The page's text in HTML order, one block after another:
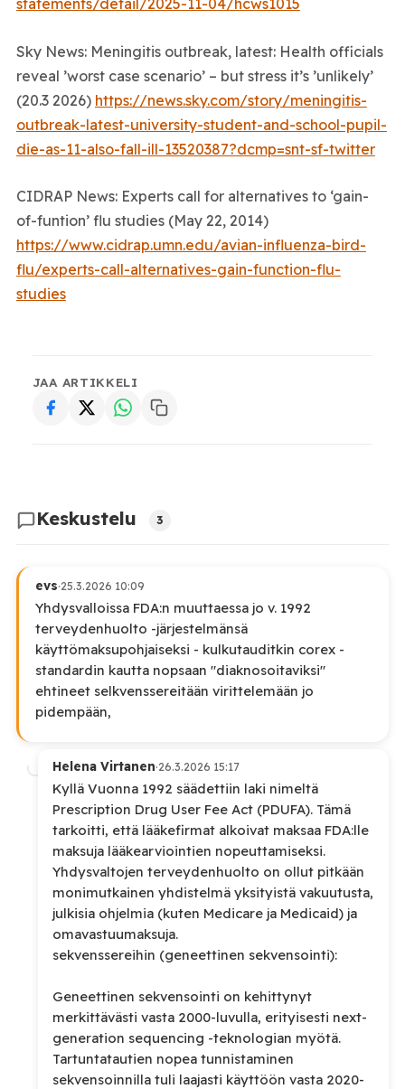
statements/detail/2025-11-04/hcws1015
Sky News: Meningitis outbreak, latest: Health officials
reveal ’worst case scenario’ – but stress it’s ’unlikely’
(20.3 2026) https://news.sky.com/story/meningitis-
outbreak-latest-university-student-and-school-pupil-
die-as-11-also-fall-ill-13520387?dcmp=snt-sf-twitter
CIDRAP News: Experts call for alternatives to ‘gain-
of-funtion’ flu studies (May 22, 2014)
https://www.cidrap.umn.edu/avian-influenza-bird-
flu/experts-call-alternatives-gain-function-flu-
studies
JAA ARTIKKELI
Keskustelu 3
evs·25.3.2026 10:09
Yhdysvalloissa FDA:n muuttaessa jo v. 1992
terveydenhuolto -järjestelmänsä
käyttömaksupohjaiseksi - kulkutauditkin corex -
standardin kautta nopsaan "diaknosoitaviksi"
ehtineet selkvenssereitään virittelemään jo
pidempään,
Helena Virtanen·26.3.2026 15:17
Kyllä Vuonna 1992 säädettiin laki nimeltä
Prescription Drug User Fee Act (PDUFA). Tämä
tarkoitti, että lääkefirmat alkoivat maksaa FDA:lle
maksuja lääkearviointien nopeuttamiseksi.
Yhdysvaltojen terveydenhuolto on ollut pitkään
monimutkainen yhdistelmä yksityistä vakuutusta,
julkisia ohjelmia (kuten Medicare ja Medicaid) ja
omavastuumaksuja.
sekvenssereihin (geneettinen sekvensointi):
Geneettinen sekvensointi on kehittynyt
merkittävästi vasta 2000-luvulla, erityisesti next-
generation sequencing -teknologian myötä.
Tartuntatautien nopea tunnistaminen
sekvensoinnilla tuli laajasti käyttöön vasta 2020-